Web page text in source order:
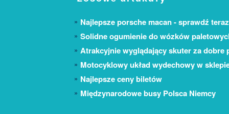
Najlepsze porsche macan - sprawdź teraz
Solidne ogumienie do wózków
Atrakcyjnie wyglądający skuter za dobre
Motocyklowy układ wydechowy w
Najlepsze ceny biletów
Międzynarodowe busy Polsca Niemcy